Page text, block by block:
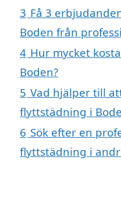
3 Få 3
Boden från
4 Hur mycket
Boden?
5 Vad hjälper till
flyttstädning i
6 Sök efter en
flyttstädning i